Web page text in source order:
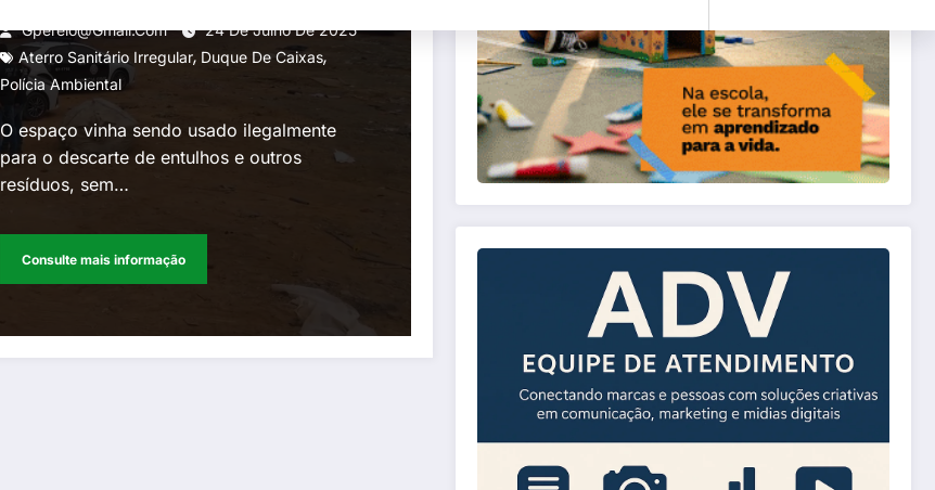
Gperelo@gmail.com
24 De Julho De 2025
Aterro Sanitário Irregular, Duque De Caixas,
Polícia Ambiental
O espaço vinha sendo usado ilegalmente
para o descarte de entulhos e outros
resíduos, sem…
Consulte mais informação